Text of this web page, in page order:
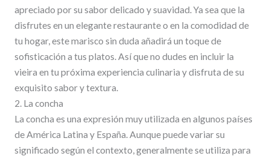
apreciado por su sabor delicado y suavidad. Ya sea que la
disfrutes en un elegante restaurante o en la comodidad de
tu hogar, este marisco sin duda añadirá un toque de
sofisticación a tus platos. Así que no dudes en incluir la
vieira en tu próxima experiencia culinaria y disfruta de su
exquisito sabor y textura.
2. La concha
La concha es una expresión muy utilizada en algunos países
de América Latina y España. Aunque puede variar su
significado según el contexto, generalmente se utiliza para